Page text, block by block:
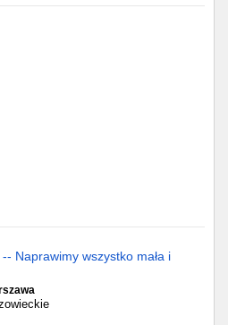
Naprawimy wszystko mała i